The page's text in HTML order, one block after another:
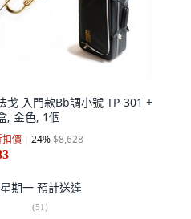
戈 入門款Bb調小號 TP-301 +
, 金色, 1個
扣價 24%$8,628
期一 預計送達
(51)